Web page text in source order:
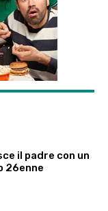
il padre con un
26enne